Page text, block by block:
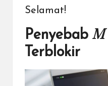
Selamat!
Penyebab
Terblokir